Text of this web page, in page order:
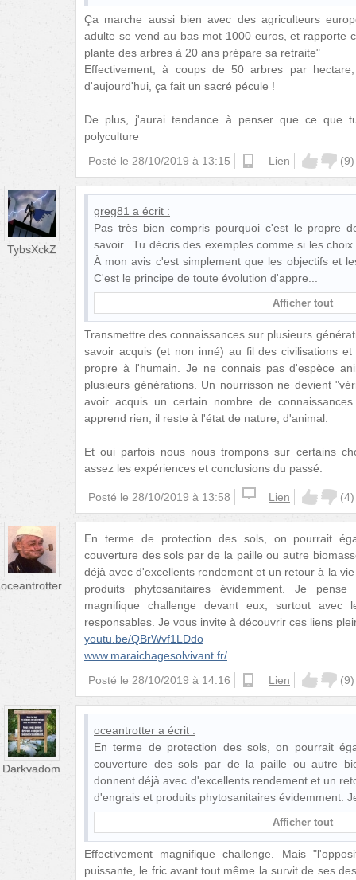
Ça marche aussi bien avec des agriculteurs
adulte se vend au bas mot 1000 euros, et rapporte
plante des arbres à 20 ans prépare sa retraite"
Effectivement, à coups de 50 arbres par
d'aujourd'hui, ça fait un sacré pécule !
De plus, j'aurai tendance à penser que ce que
polyculture
Posté le 28/10/2019 à 13:15 androidLien (9)
TybsXckZ
greg81 a écrit :
Pas très bien compris pourquoi c'est le propre
savoir.. Tu décris des exemples comme si les
À mon avis c'est simplement que les objectifs et
C'est le principe de toute évolution d'appre
Afficher tout
Transmettre des connaissances sur plusieurs
savoir acquis (et non inné) au fil des civilisations
propre à l'humain. Je ne connais pas d'espèce
plusieurs générations. Un nourrisson ne devient
avoir acquis un certain nombre de
apprend rien, il reste à l'état de nature, d'animal.
Et oui parfois nous nous trompons sur certains
assez les expériences et conclusions du passé.
Posté le 28/10/2019 à 13:58 Lien (4)
oceantrotter
En terme de protection des sols, on pourrait
couverture des sols par de la paille ou autre
déjà avec d'excellents rendement et un retour à la
produits phytosanitaires évidemment. Je
magnifique challenge devant eux, surtout avec
responsables. Je vous invite à découvrir ces liens
youtu.be/QBrWvf1LDdo
www.maraichagesolvivant.fr/
Posté le 28/10/2019 à 14:16 androidLien (9)
Darkvadom
oceantrotter a écrit :
En terme de protection des sols, on pourrait
couverture des sols par de la paille ou autre
donnent déjà avec d'excellents rendement et un
d'engrais et produits phytosanitaires évidemment.
Afficher tout
Effectivement magnifique challenge. Mais
puissante, le fric avant tout même la survit de ses